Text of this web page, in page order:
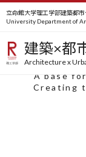
立命館大学理工学部建築都
University Department of
建築×都
Architecture x
まちと
A base
Creating